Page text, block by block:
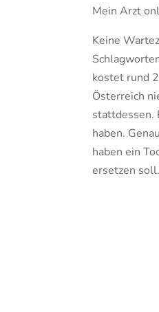
Mein Arzt
Keine
kostet rund
Österreich
stattdessen.
haben.
haben ein
ersetzen